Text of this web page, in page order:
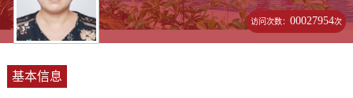
访问次数：00027954次
基本信息